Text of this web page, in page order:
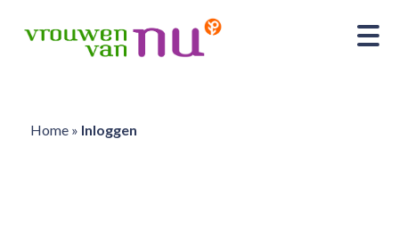
Home» Inloggen